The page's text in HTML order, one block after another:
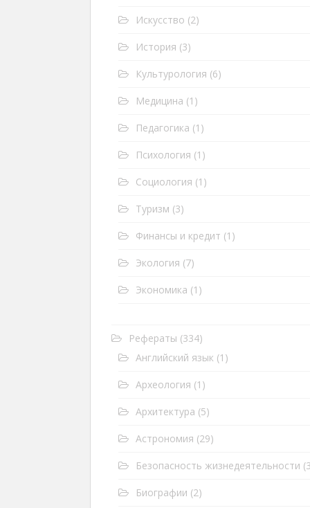
Искусство (2)
История (3)
Культурология (6)
Медицина (1)
Педагогика (1)
Психология (1)
Социология (1)
Туризм (3)
Финансы и кредит (1)
Экология (7)
Экономика (1)
Рефераты (334)
Английский язык (1)
Археология (1)
Архитектура (5)
Астрономия (29)
Безопасность жизнедеятельности
Биографии (2)